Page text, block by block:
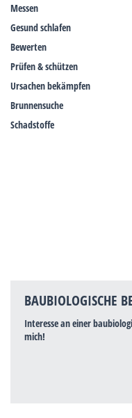
Messen
Gesund schlafen
Bewerten
Prüfen & schützen
Ursachen bekämpfen
Brunnensuche
Schadstoffe
BAUBIOLOGISCHE
Interesse an einer
mich!